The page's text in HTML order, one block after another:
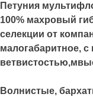
Петуния
100% махровый
селекции от
малогабаритное,
Волнистые,